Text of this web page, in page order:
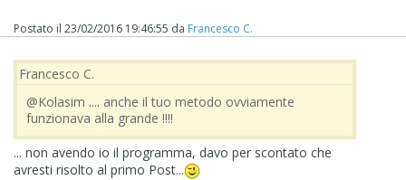
Postato il 23/02/2016 19:46:55 da Francesco C.
Francesco C.
@Kolasim .... anche il tuo metodo ovviamente
funzionava alla grande !!!!
... non avendo io il programma, davo per scontato che
avresti risolto al primo Post...